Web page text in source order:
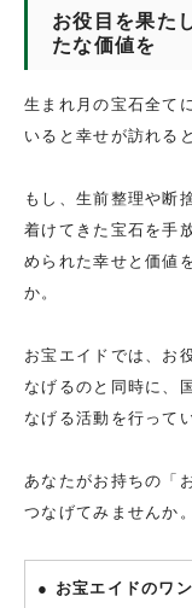
お役目を果た
たな価値を
生まれ月の宝石全て
いると幸せが訪れる
もし、生前整理や断
着けてきた宝石を手
められた幸せと価値
か。
お宝エイドでは、お
なげるのと同時に、
なげる活動を行って
あなたがお持ちの「
つなげてみませんか。
● お宝エイドのワ